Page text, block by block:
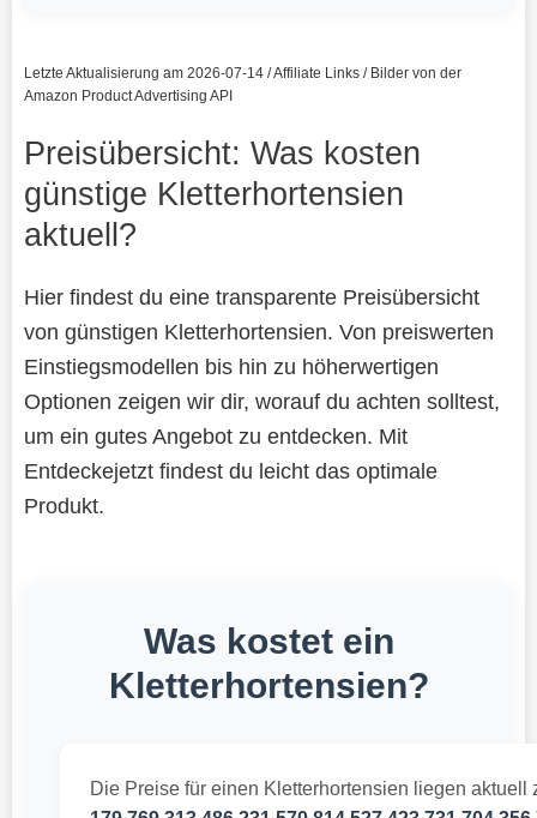
Letzte Aktualisierung am 2026-07-14 / Affiliate Links / Bilder von der
Amazon Product Advertising API
Preisübersicht: Was kosten
günstige Kletterhortensien
aktuell?
Hier findest du eine transparente Preisübersicht
von günstigen Kletterhortensien. Von preiswerten
Einstiegsmodellen bis hin zu höherwertigen
Optionen zeigen wir dir, worauf du achten solltest,
um ein gutes Angebot zu entdecken. Mit
Entdeckejetzt findest du leicht das optimale
Produkt.
Was kostet ein
Kletterhortensien?
Die Preise für einen Kletterhortensien liegen aktuell